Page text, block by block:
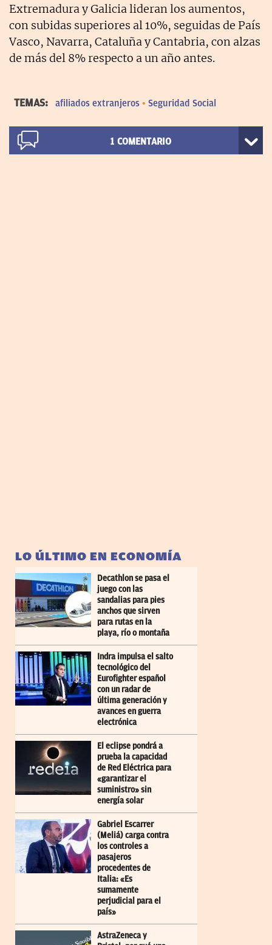
Extremadura y Galicia lideran los aumentos,
con subidas superiores al 10%, seguidas de País
Vasco, Navarra, Cataluña y Cantabria, con alzas
de más del 8% respecto a un año antes.
TEMAS: afiliados extranjeros Seguridad Social
1 COMENTARIO
LO ÚLTIMO EN ECONOMÍA
Decathlon se pasa el
juego con las
sandalias para pies
anchos que sirven
para rutas en la
playa, río o montaña
Indra impulsa el salto
tecnológico del
Eurofighter español
con un radar de
última generación y
avances en guerra
electrónica
El eclipse pondrá a
prueba la capacidad
de Red Eléctrica para
«garantizar el
suministro» sin
energía solar
Gabriel Escarrer
(Meliá) carga contra
los controles a
pasajeros
procedentes de
Italia: «Es
sumamente
perjudicial para el
país»
AstraZeneca y